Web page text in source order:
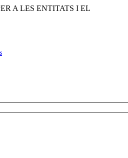
A LES ENTITATS I EL